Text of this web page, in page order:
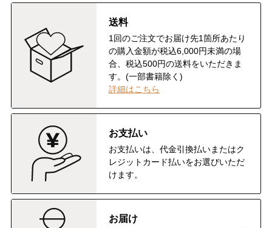
送料
1回のご注文でお届け先1箇所あたり
の購入金額が税込6,000円未満の場
合、税込500円の送料をいただきま
す。(一部書籍除く)
詳細はこちら
お支払い
お支払いは、代金引換払いまたはク
レジットカード払いをお選びいただ
けます。
お届け